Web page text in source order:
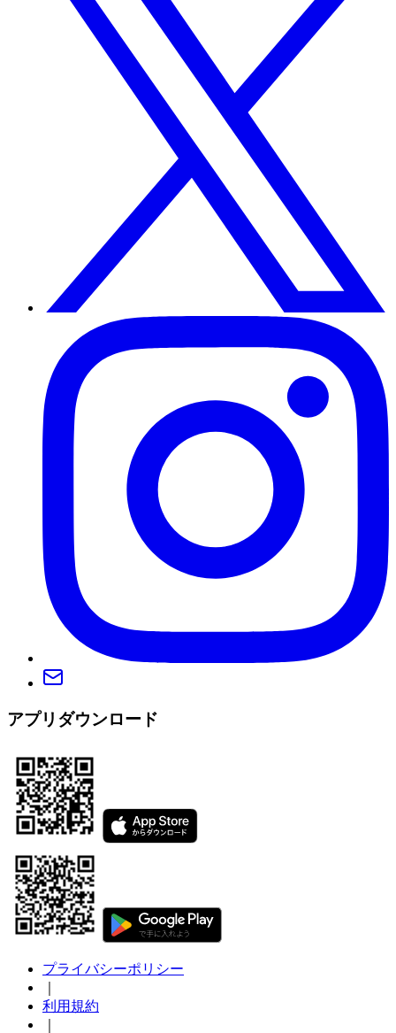
アプリダウンロード
プライバシーポリシー
利用規約